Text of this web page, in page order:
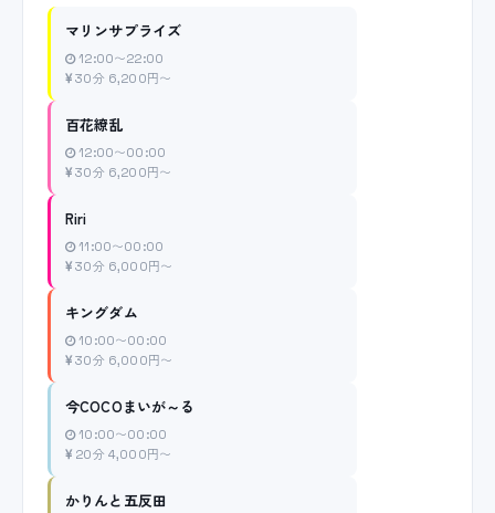
マリンサプライズ
12:00〜22:00
30分 6,200円〜
百花繚乱
12:00〜00:00
30分 6,200円〜
Riri
11:00〜00:00
30分 6,000円〜
キングダム
10:00〜00:00
30分 6,000円〜
今COCOまいが～る
10:00〜00:00
20分 4,000円〜
かりんと五反田